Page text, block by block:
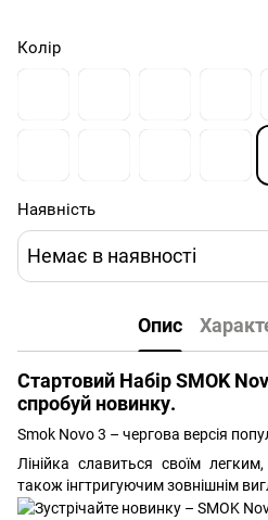
Колір
Наявність
Немає в наявності
Опис
Стартовий Набір SMOK
спробуй новинку.
Smok Novo 3 – чергова версія
Лінійка славиться своїм
також інгтригуючим зовнішнім